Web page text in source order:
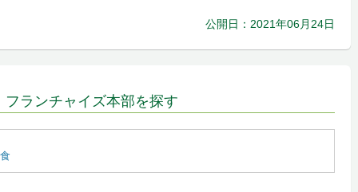
公開日：2021年06月24日
ランチャイズ本部を探す